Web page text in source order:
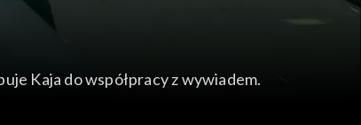
Kaja do współpracy z wywiadem.